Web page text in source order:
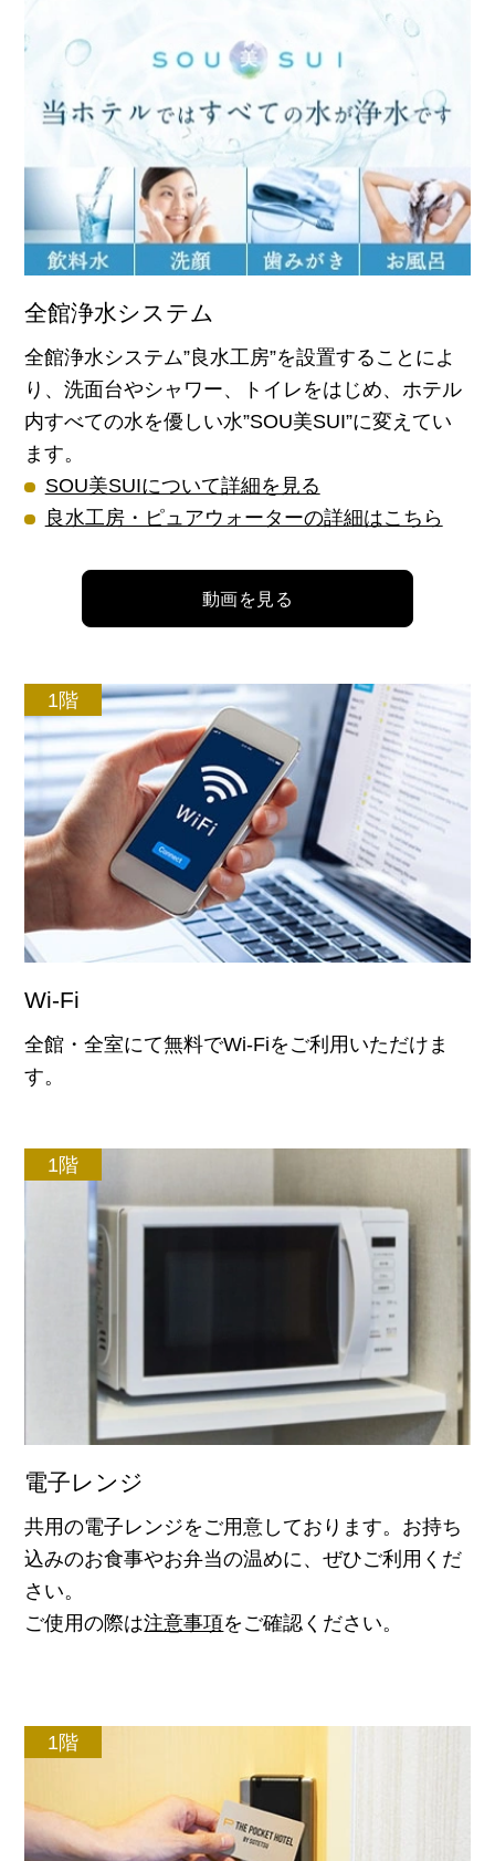
全館浄水システム
全館浄水システム”良水工房”を設置することによ
り、洗面台やシャワー、トイレをはじめ、ホテル
内すべての水を優しい水”SOU美SUI”に変えてい
ます。
SOU美SUIについて詳細を見る
良水工房・ピュアウォーターの詳細はこちら
動画を見る
1階
Wi-Fi
全館・全室にて無料でWi-Fiをご利用いただけま
す。
1階
電子レンジ
共用の電子レンジをご用意しております。お持ち
込みのお食事やお弁当の温めに、ぜひご利用くだ
さい。
ご使用の際は注意事項をご確認ください。
1階